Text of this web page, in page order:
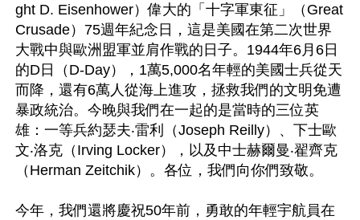
ght D. Eisenhower）偉大的「十字軍東征」（Great
Crusade）75週年紀念日，這是美國在第二次世界
大戰中與歐洲盟軍並肩作戰的日子。1944年6月6日
的D日（D-Day），1萬5,000名年輕的美國士兵從天
而降，還有6萬人從海上進攻，拯救我們的文明免遭
暴政統治。今晚與我們在一起的是當時的三位英
雄：一等兵約瑟夫‧雷利（Joseph Reilly）、下士歐
文‧洛克（Irving Locker），以及中士赫爾曼‧翟齊克
（Herman Zeitchik）。各位，我們向你們致敬。
今年，我們還將慶祝50年前，勇敢的年輕宇航員在